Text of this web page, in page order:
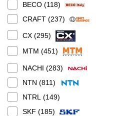
BECO (118)
CRAFT (237)
CX (295)
MTM (451)
NACHI (283)
NTN (811)
NTRL (149)
SKF (185)